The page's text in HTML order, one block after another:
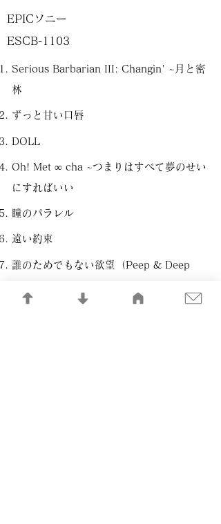
Serious Barbarian III: Changin' ~月と密
林
ずっと甘い口唇
DOLL
Oh! Met ∞ cha ~つまりはすべて夢のせい
にすればいい
瞳のパラレル
遠い約束
誰のためでもない欲望（Peep & Deep
EPICソニー
ESCB-1103